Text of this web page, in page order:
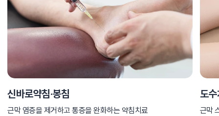
신바로약침·봉침
근막 염증을 제거하고 통증을 완화하는 약침치료
도
근막